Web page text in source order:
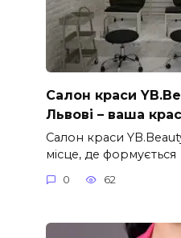
Салон краси
Львові – ваша
Салон краси
місце, де формується
0 62